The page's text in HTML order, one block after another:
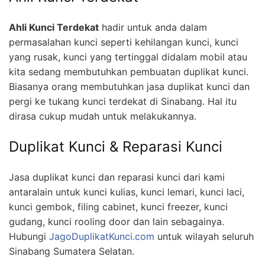
Ahli Kunci Terdekat hadir untuk anda dalam
permasalahan kunci seperti kehilangan kunci, kunci
yang rusak, kunci yang tertinggal didalam mobil atau
kita sedang membutuhkan pembuatan duplikat kunci.
Biasanya orang membutuhkan jasa duplikat kunci dan
pergi ke tukang kunci terdekat di Sinabang. Hal itu
dirasa cukup mudah untuk melakukannya.
Duplikat Kunci & Reparasi Kunci
Jasa duplikat kunci dan reparasi kunci dari kami
antaralain untuk kunci kulias, kunci lemari, kunci laci,
kunci gembok, filing cabinet, kunci freezer, kunci
gudang, kunci rooling door dan lain sebagainya.
Hubungi JagoDuplikatKunci.com untuk wilayah seluruh
Sinabang Sumatera Selatan.